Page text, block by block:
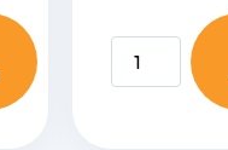
H09S1P.U18
LG
DUALCOOL